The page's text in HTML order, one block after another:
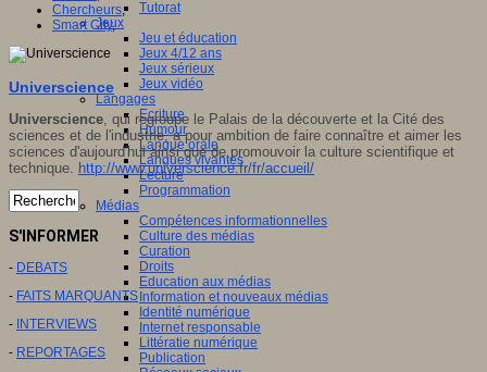
Tutorat
Jeux
Jeu et éducation
Jeux 4/12 ans
Jeux sérieux
Jeux vidéo
Langages
Ecriture
Humour
Langue orale
Langues vivantes
Lecture
Programmation
Médias
Compétences informationnelles
Culture des médias
Curation
Droits
Education aux médias
Information et nouveaux médias
Identité numérique
Internet responsable
Littératie numérique
Publication
Chercheurs,
Smart City,
Universcience
Universcience, qui regroupe le Palais de la découverte et la Cité des
sciences et de l'industrie, a pour ambition de faire connaître et aimer les
sciences d'aujourd'hui ainsi que de promouvoir la culture scientifique et
technique. http://www.universcience.fr/fr/accueil/
S'INFORMER
- DEBATS
- FAITS MARQUANTS
- INTERVIEWS
- REPORTAGES